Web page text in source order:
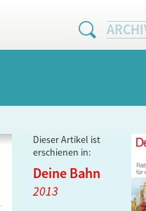
Dieser Artikel ist
erschienen in:
Deine Bahn
2013